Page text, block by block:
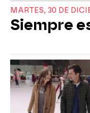
MARTES, 30 DE
Siempre